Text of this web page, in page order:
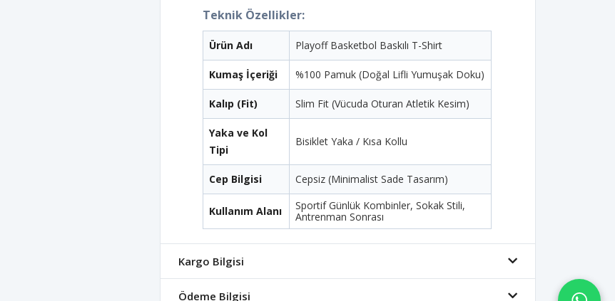
Teknik Özellikler:
Ürün Adı Playoff Basketbol Baskılı T-Shirt
Kumaş İçeriği %100 Pamuk (Doğal Lifli Yumuşak Doku)
Kalıp (Fit) Slim Fit (Vücuda Oturan Atletik Kesim)
Yaka ve Kol
Tipi
Bisiklet Yaka / Kısa Kollu
Cep Bilgisi Cepsiz (Minimalist Sade Tasarım)
Kullanım Alanı
Sportif Günlük Kombinler, Sokak Stili,
Antrenman Sonrası
Kargo Bilgisi
Ödeme Bilgisi